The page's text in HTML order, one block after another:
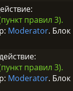
правил 3).
Moderator. Блок
правил 3).
Moderator. Блок